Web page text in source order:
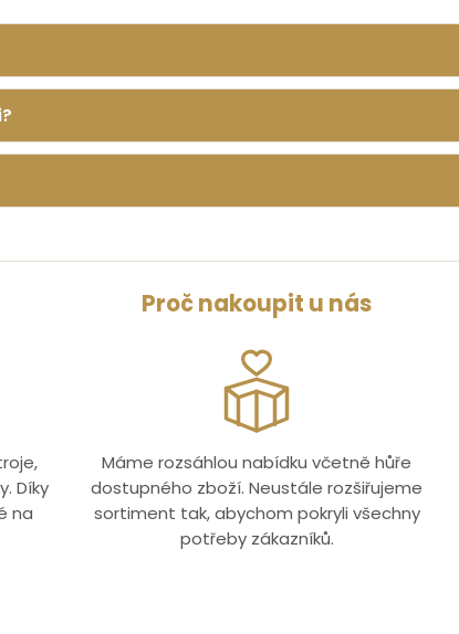
Proč nakoupit u nás
Díky
na
Máme rozsáhlou nabídku včetně hůře
dostupného zboží. Neustále rozšiřujeme
sortiment tak, abychom pokryli všechny
potřeby zákazníků.